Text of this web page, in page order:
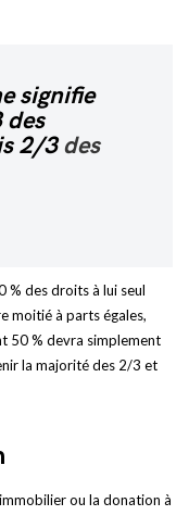
signifie
2/3des
% des droits à lui seul
moitié à parts égales,
50 % devra simplement
la majorité des 2/3 et
ou la donation à